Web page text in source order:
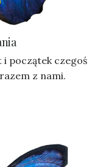
początek czegoś
z nami.